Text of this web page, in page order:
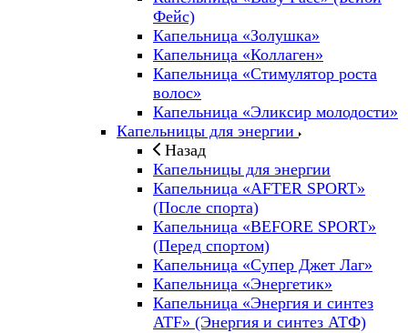
Фейс)
Капельница «Золушка»
Капельница «Коллаген»
Капельница «Стимулятор роста
волос»
Капельница «Эликсир молодости»
Капельницы для энергии
Назад
Капельницы для энергии
Капельница «AFTER SPORT»
(После спорта)
Капельница «BEFORE SPORT»
(Перед спортом)
Капельница «Супер Джет Лаг»
Капельница «Энергетик»
Капельница «Энергия и синтез
ATF» (Энергия и синтез АТФ)